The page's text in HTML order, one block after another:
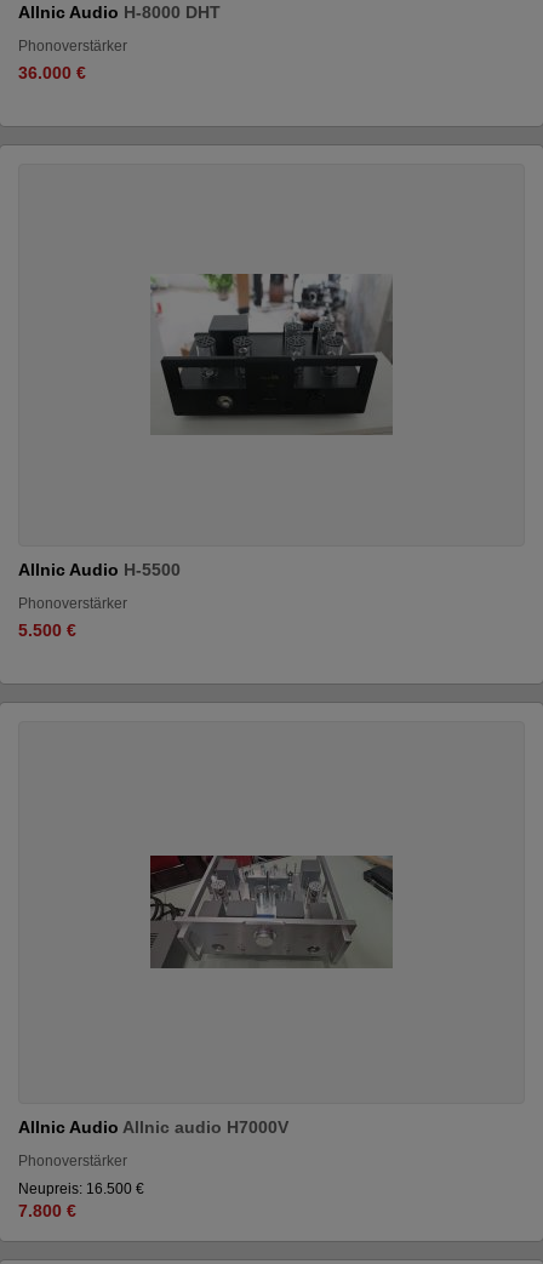
Allnic Audio H-8000 DHT
Phonoverstärker
36.000 €
Allnic Audio H-5500
Phonoverstärker
5.500 €
Allnic Audio Allnic audio H7000V
Phonoverstärker
Neupreis: 16.500 €
7.800 €